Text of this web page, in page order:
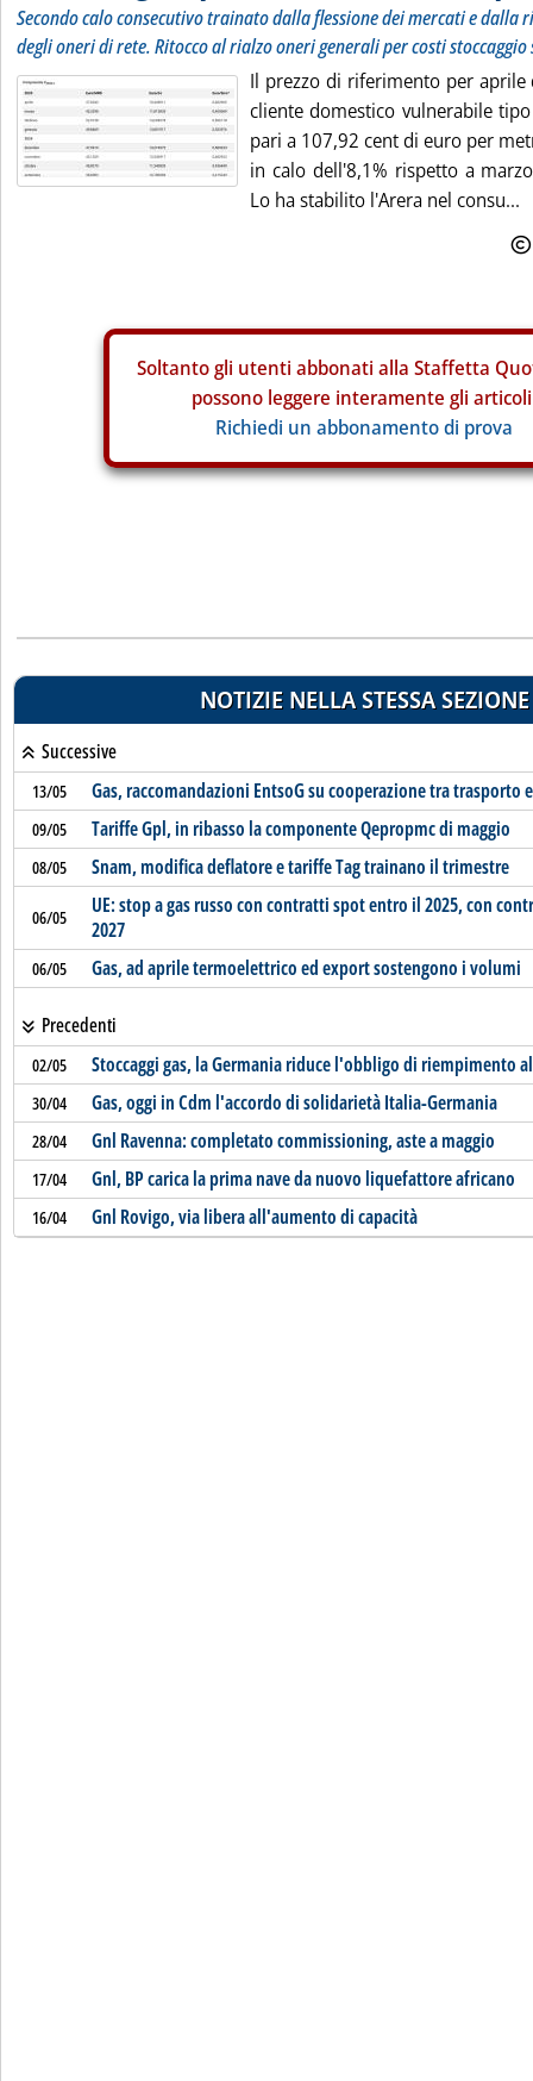
Secondo calo consecutivo trainato dalla flessione dei mercati e dalla
degli oneri di rete. Ritocco al rialzo oneri generali per costi
Il prezzo di riferimento per aprile
cliente domestico vulnerabile
pari a 107,92 cent di euro per
in calo dell'8,1% rispetto a
Lo ha stabilito l'Arera nel consu...
Soltanto gli utenti abbonati alla Staffetta
possono leggere interamente gli
Richiedi un abbonamento di prova
NOTIZIE NELLA STESSA SEZIONE
Successive
13/05 Gas, raccomandazioni EntsoG su cooperazione tra trasporto
09/05 Tariffe Gpl, in ribasso la componente Qepropmc di maggio
08/05 Snam, modifica deflatore e tariffe Tag trainano il trimestre
06/05
UE: stop a gas russo con contratti spot entro il 2025, con
2027
06/05 Gas, ad aprile termoelettrico ed export sostengono i volumi
Precedenti
02/05 Stoccaggi gas, la Germania riduce l'obbligo di riempimento
30/04 Gas, oggi in Cdm l'accordo di solidarietà Italia-Germania
28/04 Gnl Ravenna: completato commissioning, aste a maggio
17/04 Gnl, BP carica la prima nave da nuovo liquefattore africano
16/04 Gnl Rovigo, via libera all'aumento di capacità